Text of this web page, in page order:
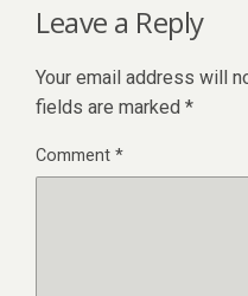
Leave a Reply
Your email address will
fields are marked *
Comment*